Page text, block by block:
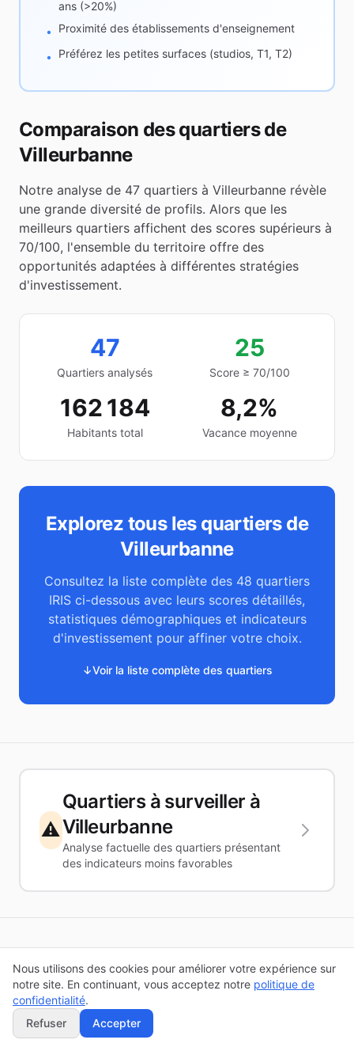
ans (>20%)
•
Proximité des établissements d'enseignement
• Préférez les petites surfaces (studios, T1, T2)
Comparaison des quartiers de
Villeurbanne
Notre analyse de 47 quartiers à Villeurbanne révèle
une grande diversité de profils. Alors que les
meilleurs quartiers affichent des scores supérieurs à
70/100, l'ensemble du territoire offre des
opportunités adaptées à différentes stratégies
d'investissement.
47
Quartiers analysés
25
Score ≥ 70/100
162 184
Habitants total
8,2%
Vacance moyenne
Explorez tous les quartiers de
Villeurbanne
Consultez la liste complète des 48 quartiers
IRIS ci-dessous avec leurs scores détaillés,
statistiques démographiques et indicateurs
d'investissement pour affiner votre choix.
↓Voir la liste complète des quartiers
⚠️
Quartiers à surveiller à
Villeurbanne
Analyse factuelle des quartiers présentant
des indicateurs moins favorables
🏘️ Quartiers IRIS
Qu'est-ce qu'un quartier IRIS ?
Regroupés pour l'Information Statistique) est le
Nous utilisons des cookies pour améliorer votre expérience sur
notre site. En continuant, vous acceptez notre politique de
confidentialité.
Refuser
Accepter